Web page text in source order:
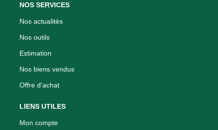
NOS SERVICES
Nos actualités
Nos outils
Estimation
Nos biens vendus
Offre d'achat
LIENS UTILES
Mon compte